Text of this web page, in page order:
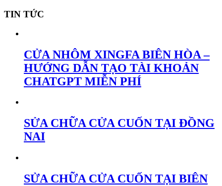
TIN TỨC
CỬA NHÔM XINGFA BIÊN HÒA –
HƯỚNG DẪN TẠO TÀI KHOẢN
CHATGPT MIỄN PHÍ
SỬA CHỮA CỬA CUỐN TẠI ĐỒNG
NAI
SỬA CHỮA CỬA CUỐN TẠI BIÊN